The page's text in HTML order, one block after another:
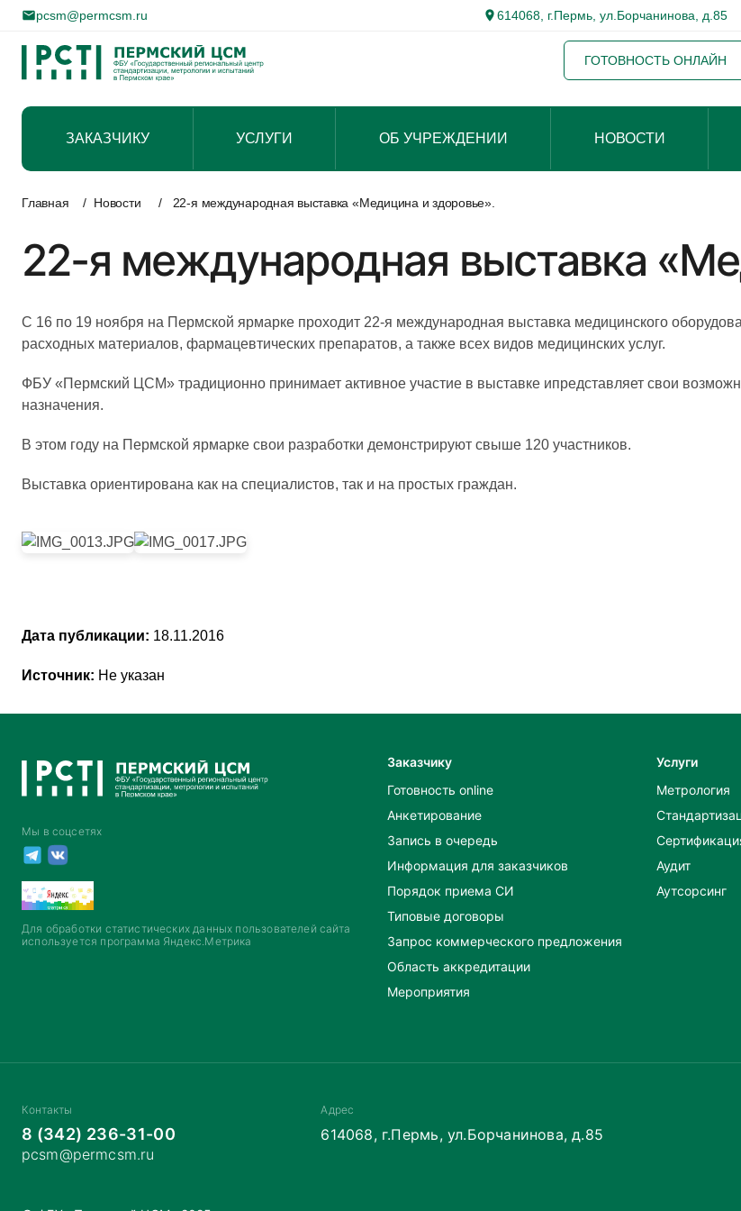
pcsm@permcsm.ru 614068, г.Пермь, ул.Борчанинова, д.85
ГОТОВНОСТЬ ОНЛАЙН
ЗАКАЗЧИКУ УСЛУГИ ОБ УЧРЕЖДЕНИИ НОВОСТИ
Главная / Новости / 22-я международная выставка «Медицина и здоровье».
22-я международная выставка
С 16 по 19 ноября на Пермской ярмарке проходит 22-я международная выставка медицинского
расходных материалов, фармацевтических препаратов, а также всех видов медицинских услуг.
ФБУ «Пермский ЦСМ» традиционно принимает активное участие в выставке ипредставляет свои
назначения.
В этом году на Пермской ярмарке свои разработки демонстрируют свыше 120 участников.
Выставка ориентирована как на специалистов, так и на простых граждан.
Дата публикации: 18.11.2016
Источник: Не указан
Мы в соцсетях
Для обработки статистических данных пользователей сайта
используется программа Яндекс.Метрика
Заказчику
Готовность online
Анкетирование
Запись в очередь
Информация для заказчиков
Порядок приема СИ
Типовые договоры
Запрос коммерческого предложения
Область аккредитации
Мероприятия
Услуги
Метрология
Аудит
Аутсорсинг
Контакты
8 (342) 236-31-00
pcsm@permcsm.ru
Адрес
614068, г.Пермь, ул.Борчанинова, д.85